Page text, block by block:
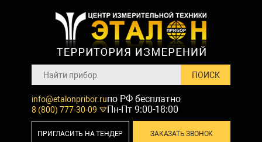
info@etalonpribor.ru
8 (800) 777-30-09
по РФ бесплатно
Пн-Пт 9:00-18:00
ЗАКАЗАТЬ ЗВОНОК
ПРИГЛАСИТЬ НА ТЕНДЕР